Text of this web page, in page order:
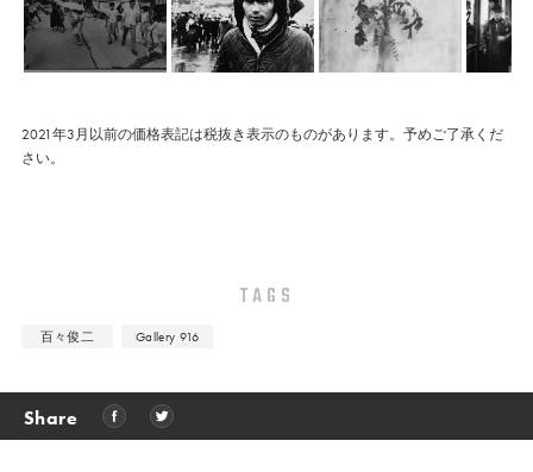
2021年3月以前の価格表記は税抜き表示のものがあります。予めご了承くだ
さい。
TAGS
百々俊二 Gallery 916
Share